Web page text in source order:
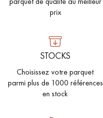
prix
STOCKS
Choisissez votre parquet
parmi plus de 1000 références
en stock